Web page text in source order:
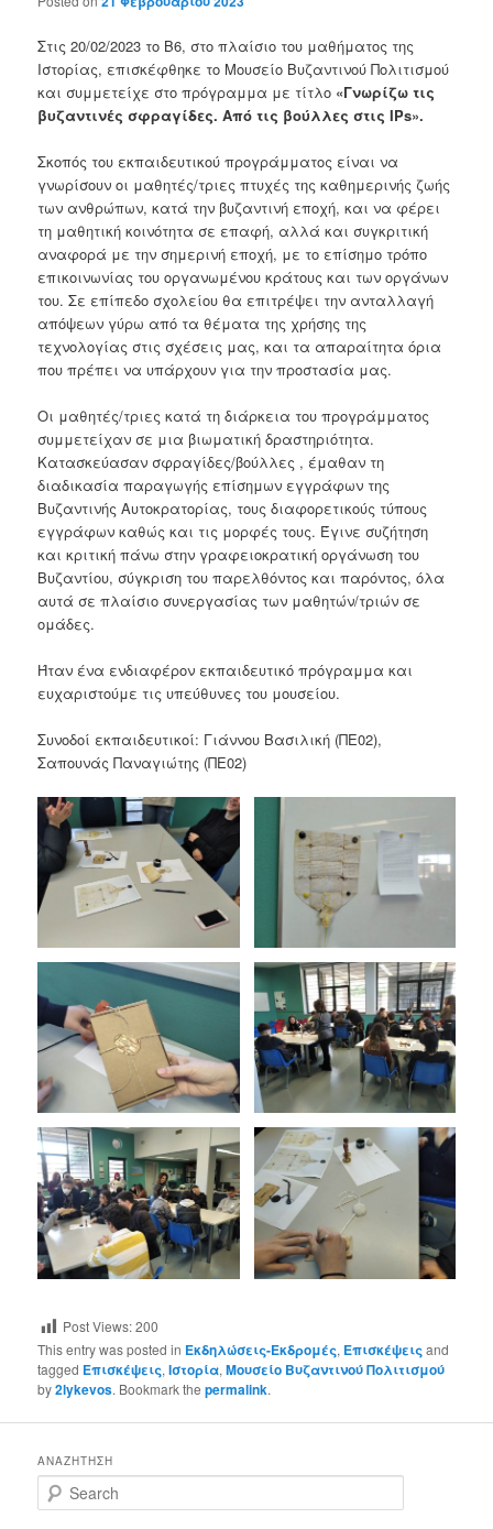
Στις 20/02/2023 το Β6, στο πλαίσιο του μαθήματος της
Ιστορίας, επισκέφθηκε το Μουσείο Βυζαντινού Πολιτισμού
και συμμετείχε στο πρόγραμμα με τίτλο «Γνωρίζω τις
βυζαντινές σφραγίδες. Από τις βούλλες στις IPs».
Σκοπός του εκπαιδευτικού προγράμματος είναι να
γνωρίσουν οι μαθητές/τριες πτυχές της καθημερινής ζωής
των ανθρώπων, κατά την βυζαντινή εποχή, και να φέρει
τη μαθητική κοινότητα σε επαφή, αλλά και συγκριτική
αναφορά με την σημερινή εποχή, με το επίσημο τρόπο
επικοινωνίας του οργανωμένου κράτους και των οργάνων
του. Σε επίπεδο σχολείου θα επιτρέψει την ανταλλαγή
απόψεων γύρω από τα θέματα της χρήσης της
τεχνολογίας στις σχέσεις μας, και τα απαραίτητα όρια
που πρέπει να υπάρχουν για την προστασία μας.
Οι μαθητές/τριες κατά τη διάρκεια του προγράμματος
συμμετείχαν σε μια βιωματική δραστηριότητα.
Κατασκεύασαν σφραγίδες/βούλλες , έμαθαν τη
διαδικασία παραγωγής επίσημων εγγράφων της
Βυζαντινής Αυτοκρατορίας, τους διαφορετικούς τύπους
εγγράφων καθώς και τις μορφές τους. Έγινε συζήτηση
και κριτική πάνω στην γραφειοκρατική οργάνωση του
Βυζαντίου, σύγκριση του παρελθόντος και παρόντος, όλα
αυτά σε πλαίσιο συνεργασίας των μαθητών/τριών σε
ομάδες.
Ήταν ένα ενδιαφέρον εκπαιδευτικό πρόγραμμα και
ευχαριστούμε τις υπεύθυνες του μουσείου.
Συνοδοί εκπαιδευτικοί: Γιάννου Βασιλική (ΠΕ02),
Σαπουνάς Παναγιώτης (ΠΕ02)
Post Views:200
This entry was posted in Εκδηλώσεις-Εκδρομές, Επισκέψειςand
tagged Επισκέψεις,Ιστορία,Μουσείο Βυζαντινού Πολιτισμού
by2lykevos. Bookmark thepermalink.
ΑΝΑΖΉΤΗΣΗ
e